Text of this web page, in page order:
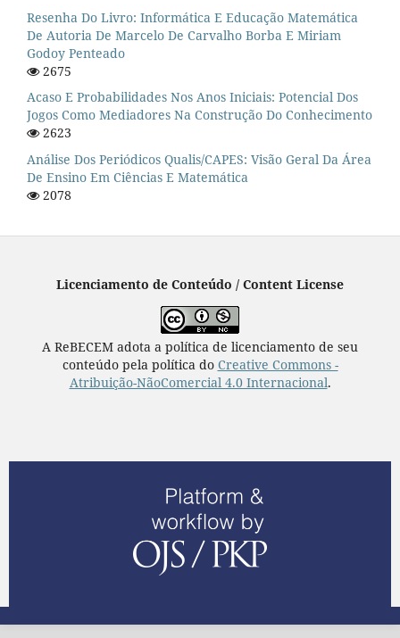
Resenha Do Livro: Informática E Educação Matemática
De Autoria De Marcelo De Carvalho Borba E Miriam
Godoy Penteado
2675
Acaso E Probabilidades Nos Anos Iniciais: Potencial Dos
Jogos Como Mediadores Na Construção Do Conhecimento
2623
Análise Dos Periódicos Qualis/CAPES: Visão Geral Da Área
De Ensino Em Ciências E Matemática
2078
Licenciamento de Conteúdo / Content License
A ReBECEM adota a política de licenciamento de seu
conteúdo pela política do Creative Commons -
Atribuição-NãoComercial 4.0 Internacional.